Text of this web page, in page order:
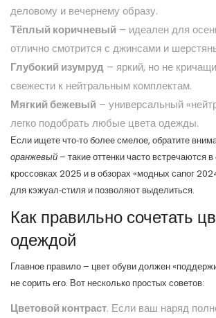
деловому и вечернему образу.
Тёплый коричневый – идеален для
отлично смотрится с джинсами и
Глубокий изумруд – яркий, но не
свежести к нейтральным комплектам.
Мягкий бежевый – универсальный
легко подобрать любые цвета одежды.
Если ищете что‑то более смелое, обратите
оранжевый – такие оттенки часто встречаются
кроссовках 2025 и в обзорах «модных сапог
для кэжуал‑стиля и позволяют выделиться.
Как правильно сочетать
одеждой
Главное правило – цвет обуви должен
не сорить его. Вот несколько простых советов:
Цветовой контраст. Если ваш наряд